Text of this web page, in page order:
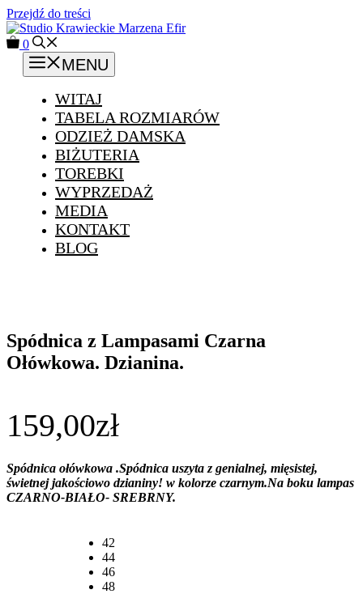
Przejdź do treści
0
MENU
WITAJ
TABELA ROZMIARÓW
ODZIEŻ DAMSKA
BIŻUTERIA
TOREBKI
WYPRZEDAŻ
MEDIA
KONTAKT
BLOG
Spódnica z Lampasami Czarna
Ołówkowa. Dzianina.
159,00zł
Spódnica ołówkowa .Spódnica uszyta z genialnej, mięsistej,
świetnej jakościowo dzianiny! w kolorze czarnym.Na boku lampas
CZARNO-BIAŁO- SREBRNY.
42
44
46
48